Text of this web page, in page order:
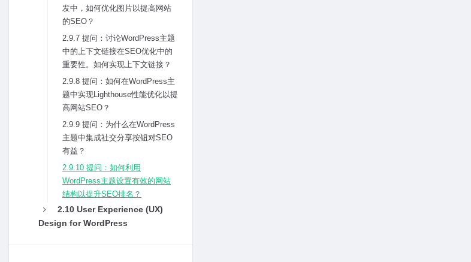
发中，如何优化图⽚以提⾼⽹站
的SEO？
2.9.7 提问：讨论WordPress主题
中的上下⽂链接在SEO优化中的
重要性。如何实现上下⽂链接？
2.9.8 提问：如何在WordPress主
题中实现Lighthouse性能优化以提
⾼⽹站SEO？
2.9.9 提问：为什么在WordPress
主题中集成社交分享按钮对SEO
有益？
2.9.10 提问：如何利⽤
WordPress主题设置有效的⽹站
结构以提升SEO排名？
2.10 User Experience (UX)
Design for WordPress